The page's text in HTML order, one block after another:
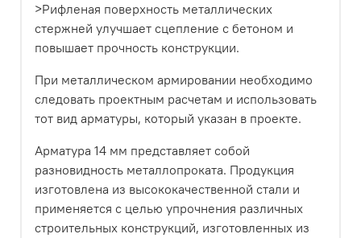
>Рифленая поверхность металлических
стержней улучшает сцепление с бетоном и
повышает прочность конструкции.
При металлическом армировании необходимо
следовать проектным расчетам и использовать
тот вид арматуры, который указан в проекте.
Арматура 14 мм представляет собой
разновидность металлопроката. Продукция
изготовлена из высококачественной стали и
применяется с целью упрочнения различных
строительных конструкций, изготовленных из